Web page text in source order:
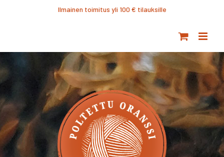
Ilmainen toimitus yli 100 € tilauksille